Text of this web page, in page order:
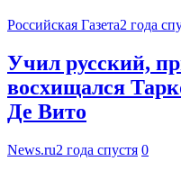
Российская Газета2 года
Учил русский,
восхищался
Де Вито
News.ru2 года спустя 0